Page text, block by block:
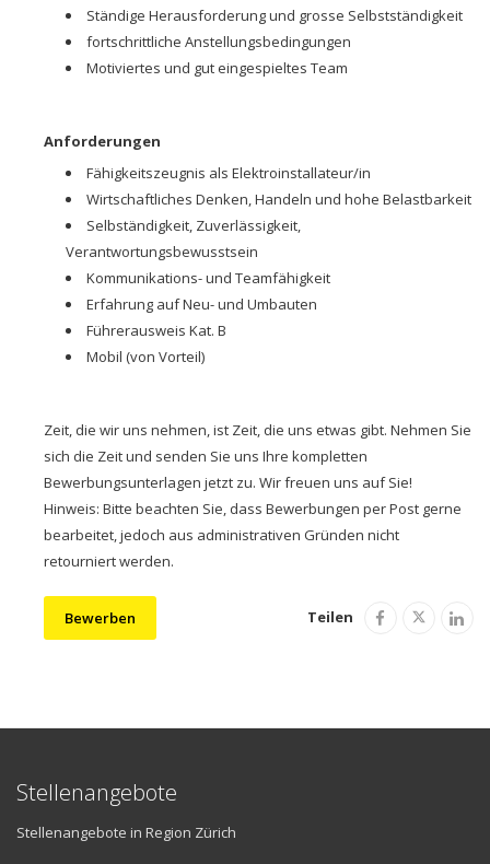
Ständige Herausforderung und grosse Selbstständigkeit
fortschrittliche Anstellungsbedingungen
Motiviertes und gut eingespieltes Team
Anforderungen
Fähigkeitszeugnis als Elektroinstallateur/in
Wirtschaftliches Denken, Handeln und hohe Belastbarkeit
Selbständigkeit, Zuverlässigkeit,
Verantwortungsbewusstsein
Kommunikations- und Teamfähigkeit
Erfahrung auf Neu- und Umbauten
Führerausweis Kat. B
Mobil (von Vorteil)
Zeit, die wir uns nehmen, ist Zeit, die uns etwas gibt. Nehmen Sie
sich die Zeit und senden Sie uns Ihre kompletten
Bewerbungsunterlagen jetzt zu. Wir freuen uns auf Sie!
Hinweis: Bitte beachten Sie, dass Bewerbungen per Post gerne
bearbeitet, jedoch aus administrativen Gründen nicht
retourniert werden.
Bewerben Teilen
Stellenangebote
Stellenangebote in Region Zürich